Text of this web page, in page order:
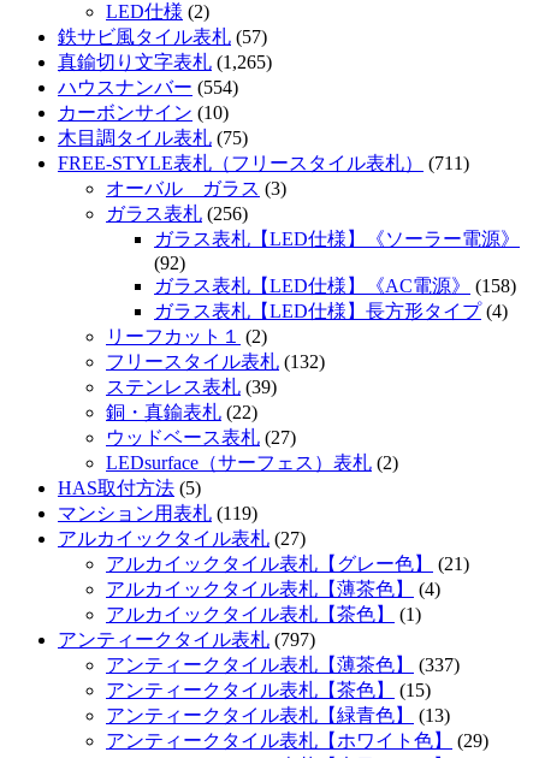
LED仕様 (2)
鉄サビ風タイル表札 (57)
真鍮切り文字表札 (1,265)
ハウスナンバー (554)
カーボンサイン (10)
木目調タイル表札 (75)
FREE-STYLE表札（フリースタイル表札）
(711)
オーバル ガラス (3)
ガラス表札 (256)
ガラス表札【LED仕様】《ソーラー電源》
(92)
ガラス表札【LED仕様】《AC電源》
(158)
ガラス表札【LED仕様】長方形タイプ(4)
リーフカット１
(2)
フリースタイル表札 (132)
ステンレス表札 (39)
銅・真鍮表札 (22)
ウッドベース表札 (27)
LEDsurface（サーフェス）表札 (2)
HAS取付方法 (5)
マンション用表札 (119)
アルカイックタイル表札 (27)
アルカイックタイル表札【グレー色】
(21)
アルカイックタイル表札【薄茶色】
(4)
アルカイックタイル表札【茶色】
(1)
アンティークタイル表札 (797)
アンティークタイル表札【薄茶色】
(337)
アンティークタイル表札【茶色】
(15)
アンティークタイル表札【緑青色】
(13)
アンティークタイル表札【ホワイト色】
(29)